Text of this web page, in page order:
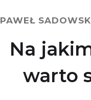
PAWEŁ
Na
warto